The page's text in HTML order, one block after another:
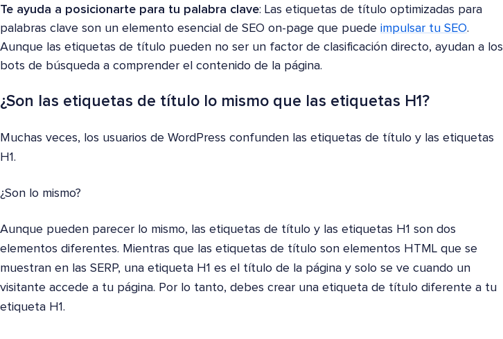
Te ayuda a posicionarte para tu palabra clave: Las etiquetas de título optimizadas para
palabras clave son un elemento esencial de SEO on-page que puede impulsar tu SEO.
Aunque las etiquetas de título pueden no ser un factor de clasificación directo, ayudan a los
bots de búsqueda a comprender el contenido de la página.
¿Son las etiquetas de título lo mismo que las etiquetas H1?
Muchas veces, los usuarios de WordPress confunden las etiquetas de título y las etiquetas
H1.
¿Son lo mismo?
Aunque pueden parecer lo mismo, las etiquetas de título y las etiquetas H1 son dos
elementos diferentes. Mientras que las etiquetas de título son elementos HTML que se
muestran en las SERP, una etiqueta H1 es el título de la página y solo se ve cuando un
visitante accede a tu página. Por lo tanto, debes crear una etiqueta de título diferente a tu
etiqueta H1.